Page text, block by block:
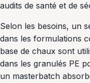
audits de santé et de
Selon les besoins, un
dans les formulations
base de chaux sont
dans les granulés PE
un masterbatch